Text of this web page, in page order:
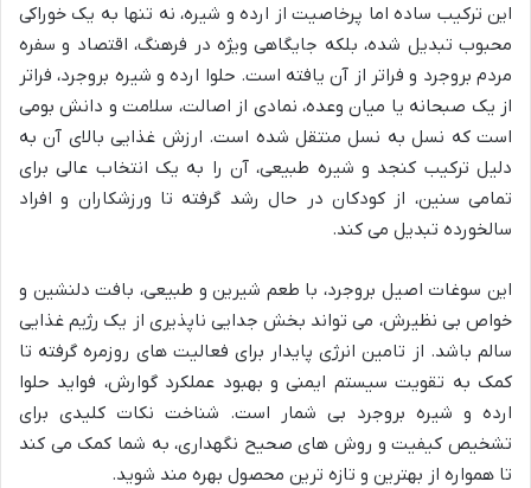
این ترکیب ساده اما پرخاصیت از ارده و شیره، نه تنها به یک خوراکی
محبوب تبدیل شده، بلکه جایگاهی ویژه در فرهنگ، اقتصاد و سفره
مردم بروجرد و فراتر از آن یافته است. حلوا ارده و شیره بروجرد، فراتر
از یک صبحانه یا میان وعده، نمادی از اصالت، سلامت و دانش بومی
است که نسل به نسل منتقل شده است. ارزش غذایی بالای آن به
دلیل ترکیب کنجد و شیره طبیعی، آن را به یک انتخاب عالی برای
تمامی سنین، از کودکان در حال رشد گرفته تا ورزشکاران و افراد
سالخورده تبدیل می کند.
این سوغات اصیل بروجرد، با طعم شیرین و طبیعی، بافت دلنشین و
خواص بی نظیرش، می تواند بخش جدایی ناپذیری از یک رژیم غذایی
سالم باشد. از تامین انرژی پایدار برای فعالیت های روزمره گرفته تا
کمک به تقویت سیستم ایمنی و بهبود عملکرد گوارش، فواید حلوا
ارده و شیره بروجرد بی شمار است. شناخت نکات کلیدی برای
تشخیص کیفیت و روش های صحیح نگهداری، به شما کمک می کند
تا همواره از بهترین و تازه ترین محصول بهره مند شوید.